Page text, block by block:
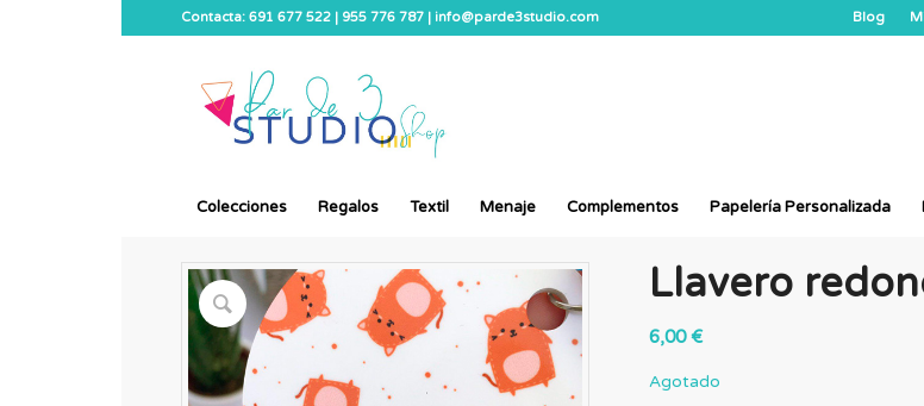
Blog
Contacta: 691 677 522 | 955 776 787 | info@parde3studio.com
Colecciones Regalos Textil Menaje Complementos Papelería Personalizada
Llavero
6,00€
Agotado